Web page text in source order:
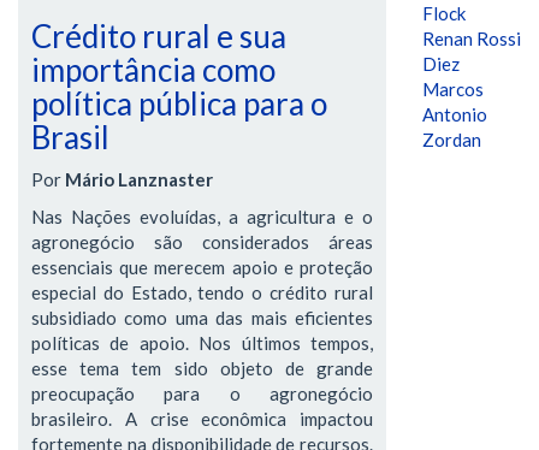
Crédito rural e sua
importância como
política pública para o
Brasil
Por Mário Lanznaster
Nas Nações evoluídas, a agricultura e o
agronegócio são considerados áreas
essenciais que merecem apoio e proteção
especial do Estado, tendo o crédito rural
subsidiado como uma das mais eficientes
políticas de apoio. Nos últimos tempos,
esse tema tem sido objeto de grande
preocupação para o agronegócio
brasileiro. A crise econômica impactou
fortemente na disponibilidade de recursos.
Flock
Renan Rossi
Diez
Marcos
Antonio
Zordan